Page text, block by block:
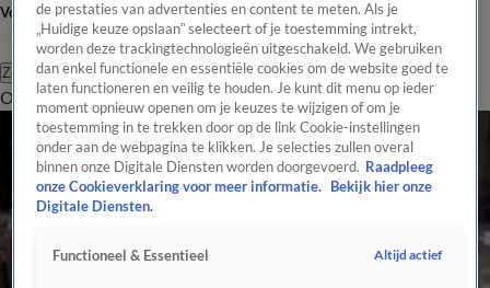
Volg Hart van Nederland
Zoeken
OverzichtRegioUitzendingenWeerTip de redactiePanelVideo's
de prestaties van advertenties en content te meten. Als je
„Huidige keuze opslaan” selecteert of je toestemming intrekt,
worden deze trackingtechnologieën uitgeschakeld. We gebruiken
dan enkel functionele en essentiële cookies om de website goed te
laten functioneren en veilig te houden. Je kunt dit menu op ieder
moment opnieuw openen om je keuzes te wijzigen of om je
toestemming in te trekken door op de link Cookie-instellingen
onder aan de webpagina te klikken. Je selecties zullen overal
binnen onze Digitale Diensten worden doorgevoerd. Raadpleeg
onze Cookieverklaring voor meer informatie.
Bekijk hier onze
Digitale Diensten.
Functioneel & Essentieel Altijd actief